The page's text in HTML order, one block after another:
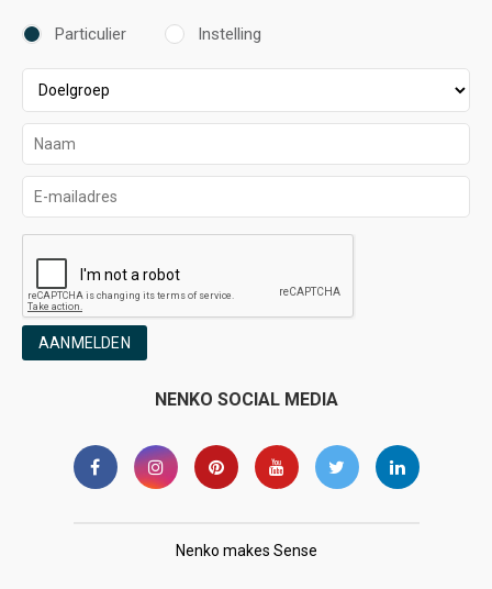
Particulier Instelling
AANMELDEN
NENKO SOCIAL MEDIA
Nenko makes Sense